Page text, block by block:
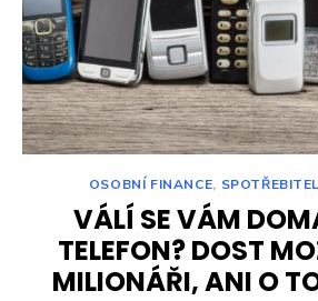
OSOBNÍ FINANCE, SPOTŘEBITEL
VÁLÍ SE VÁM
TELEFON? DOST
MILIONÁŘI, ANI O